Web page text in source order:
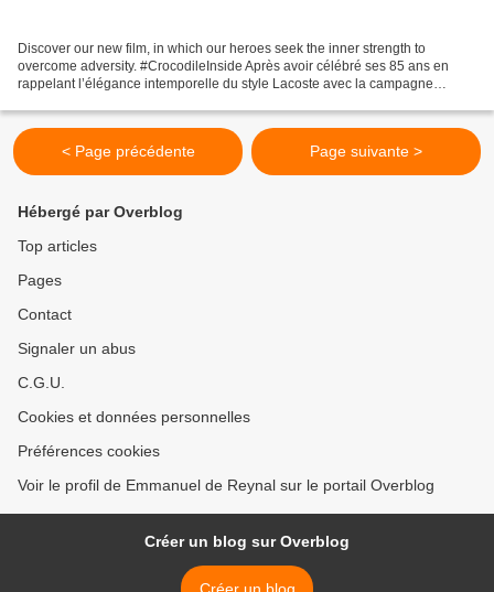
Discover our new film, in which our heroes seek the inner strength to
overcome adversity. #CrocodileInside Après avoir célébré ses 85 ans en
rappelant l’élégance intemporelle du style Lacoste avec la campagne
< Page précédente Page suivante >
Hébergé par Overblog
Top articles
Pages
Contact
Signaler un abus
C.G.U.
Cookies et données personnelles
Préférences cookies
Voir le profil de Emmanuel de Reynal sur le portail Overblog
Créer un blog sur Overblog